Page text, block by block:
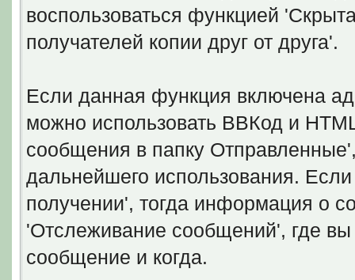
воспользоваться функцией
получателей копии друг от друга'.
Если данная функция включена
можно использовать ВВКод и
сообщения в папку
дальнейшего использования.
получении', тогда информация о
'Отслеживание сообщений', где
сообщение и когда.